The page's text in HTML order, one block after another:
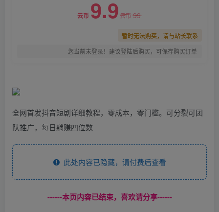
云币 9.9云币99
暂时无法购买，请与站长联系
您当前未登录！建议登陆后购买，可保存购买订单
全网首发抖音短剧详细教程，零成本，零门槛。可分裂可团
队推广，每日躺赚四位数
此处内容已隐藏，请付费后查看
------本页内容已结束，喜欢请分享------